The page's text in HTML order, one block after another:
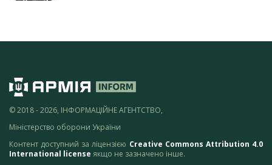
© 2018 - 2026, ІНФОРМАЦІЙНЕ АГЕНТСТВО,
Міністерство оборони України
Контент доступний за ліцензією Creative Commons Attribution 4.0
International license якщо не зазначено інше.